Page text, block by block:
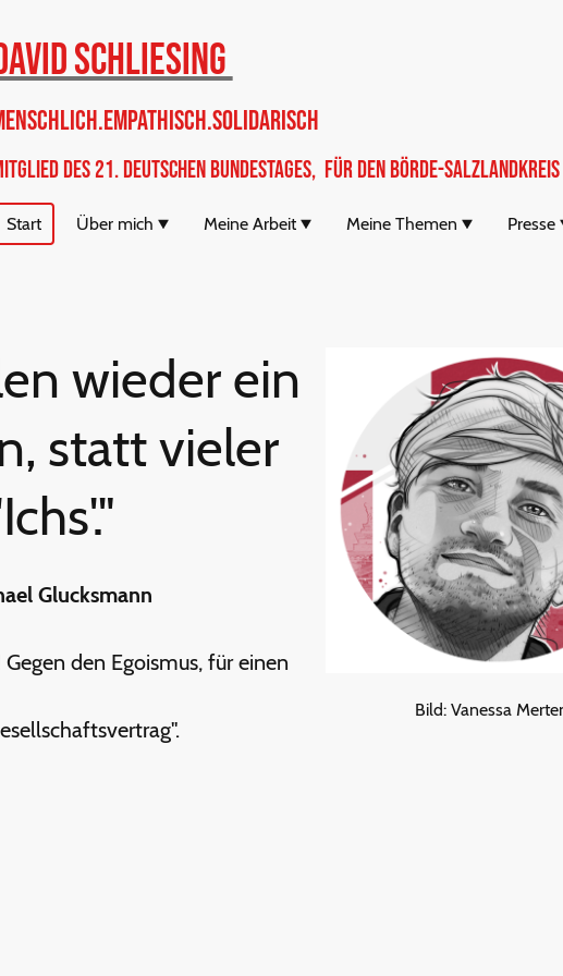
Schliesing
des 21. Deutschen Bundestages, Für den Börde-Salzlandkreis
Start Über mich Meine Arbeit Meine Themen Presse
wieder ein
statt vieler
Glucksmann
den Egoismus, für einen
Bild: Vanessa